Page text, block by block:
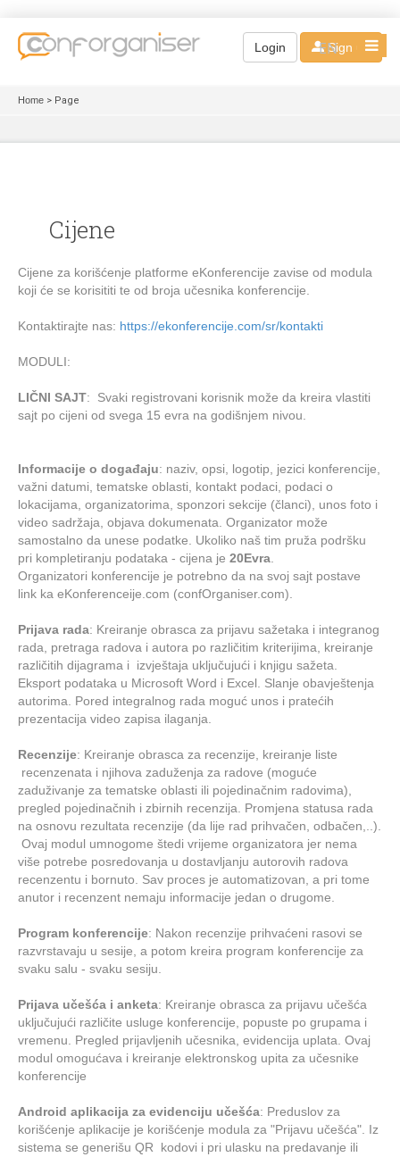
Login Sign up
EN
Home > Page
Cijene
Cijene za korišćenje platforme eKonferencije zavise od modula
koji će se korisititi te od broja učesnika konferencije.
Kontaktirajte nas: https://ekonferencije.com/sr/kontakti
MODULI:
LIČNI SAJT: Svaki registrovani korisnik može da kreira vlastiti
sajt po cijeni od svega 15 evra na godišnjem nivou.
Informacije o događaju: naziv, opsi, logotip, jezici konferencije,
važni datumi, tematske oblasti, kontakt podaci, podaci o
lokacijama, organizatorima, sponzori sekcije (članci), unos foto i
video sadržaja, objava dokumenata. Organizator može
samostalno da unese podatke. Ukoliko naš tim pruža podršku
pri kompletiranju podataka - cijena je 20Evra
Organizatori konferencije je potrebno da na svoj sajt postave
link ka eKonferenceije.com (confOrganiser.com).
Prijava rada: Kreiranje obrasca za prijavu sažetaka i integranog
rada, pretraga radova i autora po različitim kriterijima, kreiranje
različitih dijagrama i izvještaja uključujući i knjigu sažeta.
Eksport podataka u Microsoft Word i Excel. Slanje obavještenja
autorima. Pored integralnog rada moguć unos i pratećih
prezentacija video zapisa ilaganja.
Recenzije: Kreiranje obrasca za recenzije, kreiranje liste
recenzenata i njihova zaduženja za radove (moguće
zaduživanje za tematske oblasti ili pojedinačnim radovima),
pregled pojedinačnih i zbirnih recenzija. Promjena statusa rada
na osnovu rezultata recenzije (da lije rad prihvačen, odbačen,..).
Ovaj modul umnogome štedi vrijeme organizatora jer nema
više potrebe posredovanja u dostavljanju autorovih radova
recenzentu i bornuto. Sav proces je automatizovan, a pri tome
anutor i recenzent nemaju informacije jedan o drugome.
Program konferencije: Nakon recenzije prihvaćeni rasovi se
razvrstavaju u sesije, a potom kreira program konferencije za
svaku salu - svaku sesiju.
Prijava učešća i anketa: Kreiranje obrasca za prijavu učešća
uključujući različite usluge konferencije, popuste po grupama i
vremenu. Pregled prijavljenih učesnika, evidencija uplata. Ovaj
modul omogućava i kreiranje elektronskog upita za učesnike
konferencije
Android aplikacija za evidenciju učešća: Preduslov za
korišćenje aplikacije je korišćenje modula za "Prijavu učešća". Iz
sistema se generišu QR kodovi i pri ulasku na predavanje ili